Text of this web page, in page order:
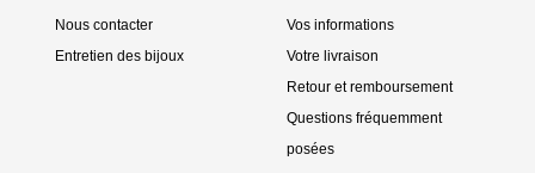
Nous contacter
Entretien des bijoux
Vos informations
Votre livraison
Retour et remboursement
Questions fréquemment
posées